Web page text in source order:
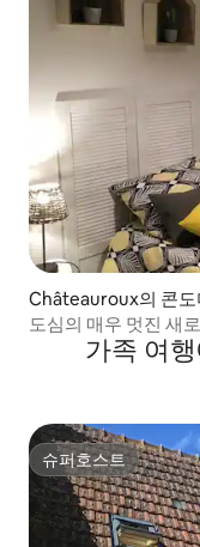
Châteauroux의 콘도
도심의 매우 멋진 새
가족 여
슈퍼호스트
슈퍼호스트